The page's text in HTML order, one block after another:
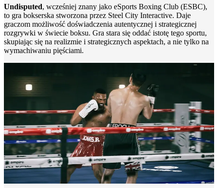
Undisputed, wcześniej znany jako eSports Boxing Club (ESBC),
to gra bokserska stworzona przez Steel City Interactive. Daje
graczom możliwość doświadczenia autentycznej i strategicznej
rozgrywki w świecie boksu. Gra stara się oddać istotę tego sportu,
skupiając się na realizmie i strategicznych aspektach, a nie tylko na
wymachiwaniu pięściami.